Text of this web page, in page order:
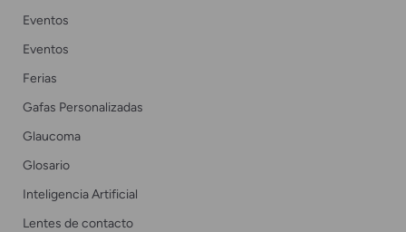
Eventos
Eventos
Ferias
Gafas Personalizadas
Glaucoma
Glosario
Inteligencia Artificial
Lentes de contacto